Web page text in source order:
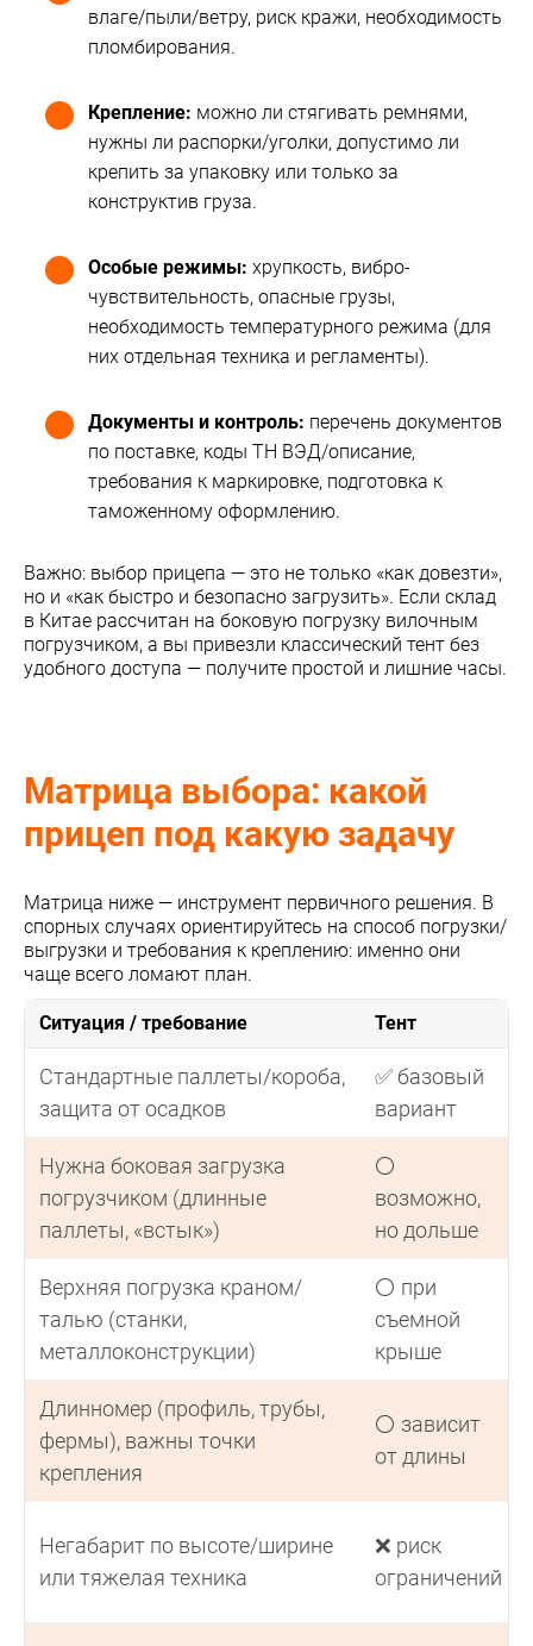
влаге/пыли/ветру, риск кражи, необходимость
пломбирования.
Крепление: можно ли стягивать ремнями,
нужны ли распорки/уголки, допустимо ли
крепить за упаковку или только за
конструктив груза.
Особые режимы: хрупкость, вибро-
чувствительность, опасные грузы,
необходимость температурного режима (для
них отдельная техника и регламенты).
Документы и контроль: перечень документов
по поставке, коды ТН ВЭД/описание,
требования к маркировке, подготовка к
таможенному оформлению.
Важно: выбор прицепа — это не только «как довезти»,
но и «как быстро и безопасно загрузить». Если склад
в Китае рассчитан на боковую погрузку вилочным
погрузчиком, а вы привезли классический тент без
удобного доступа — получите простой и лишние часы.
Матрица выбора: какой
прицеп под какую задачу
Матрица ниже — инструмент первичного решения. В
спорных случаях ориентируйтесь на способ погрузки/
выгрузки и требования к креплению: именно они
чаще всего ломают план.
Ситуация / требование Тент
Стандартные паллеты/короба,
защита от осадков
✅ базовый
вариант
Нужна боковая загрузка
погрузчиком (длинные
паллеты, «встык»)
⚪
возможно,
но дольше
Верхняя погрузка краном/
талью (станки,
металлоконструкции)
⚪ при
съемной
крыше
Длинномер (профиль, трубы,
фермы), важны точки
крепления
⚪ зависит
от длины
Негабарит по высоте/ширине
или тяжелая техника
❌ риск
ограничений